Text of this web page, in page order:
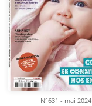
N°631 - mai 2024